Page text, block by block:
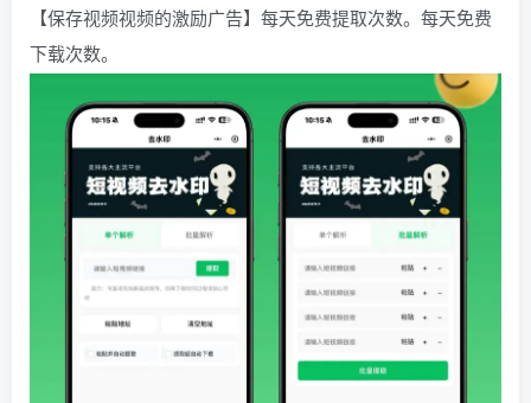
【保存视频视频的激励广告】每天免费提取次数。每天免费
下载次数。